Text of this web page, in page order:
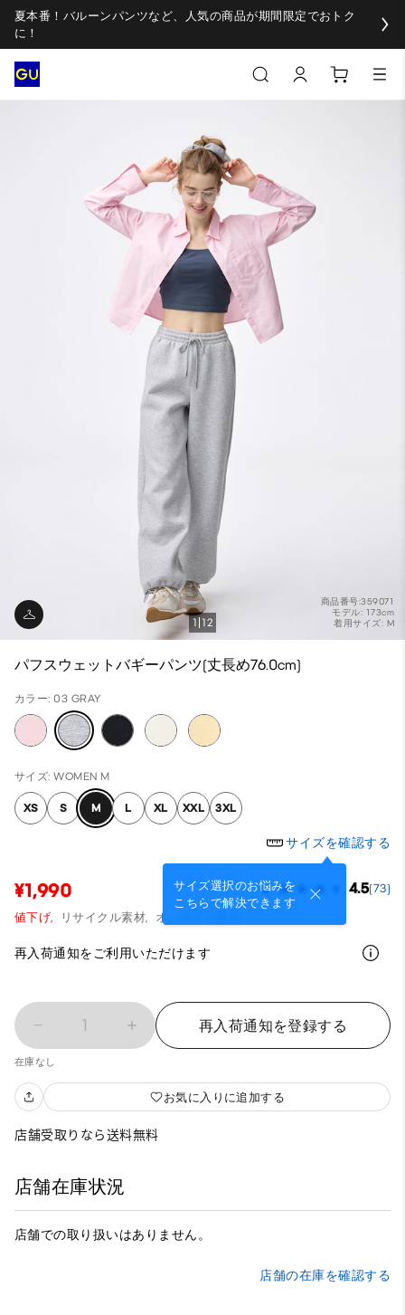
夏本番！バルーンパンツなど、人気の商品が期間限定でおトク
に！
商品番号:359071
モデル: 173cm
着用サイズ: M
1 12
パフスウェットバギーパンツ(丈長め76.0cm)
カラー: 03 GRAY
サイズ: WOMEN M
XS S M L XL XXL 3XL
サイズを確認する
サイズ選択のお悩みを
こちらで解決できます
¥1,990 4.5(73)
値下げ, リサイクル素材, オンライン商品
再入荷通知をご利用いただけます
1 再入荷通知を登録する
在庫なし
お気に入りに追加する
店舗受取りなら送料無料
店舗在庫状況
店舗での取り扱いはありません。
店舗の在庫を確認する